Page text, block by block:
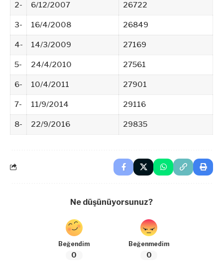
2- 6/12/2007 26722
3- 16/4/2008 26849
4- 14/3/2009 27169
5- 24/4/2010 27561
6- 10/4/2011 27901
7- 11/9/2014 29116
8- 22/9/2016 29835
Ne düşünüyorsunuz?
Beğendim
0
Beğenmedim
0